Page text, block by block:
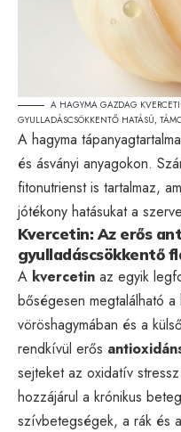
A HAGYMA GAZDAG
GYULLADÁSCSÖKKENTŐ HATÁSÚ,
A hagyma
és ásványi anyagokon.
fitonutrienst is tartalmaz,
jótékony hatásukat a
Kvercetin: Az erős
gyulladáscsökkentő
A kvercetin az egyik
bőségesen megtalálható
vöröshagymában és a
rendkívül erős
sejteket az oxidatív
hozzájárul a krónikus
szívbetegségek, a rák és